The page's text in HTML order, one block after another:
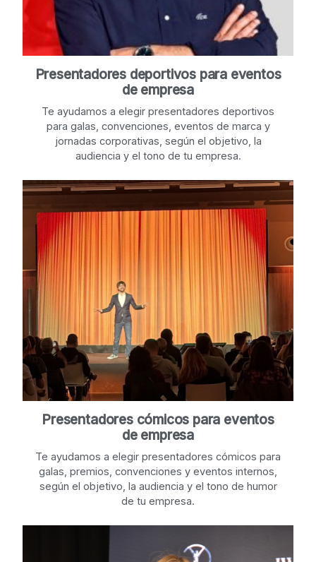
Presentadores deportivos para eventos
de empresa
Te ayudamos a elegir presentadores deportivos
para galas, convenciones, eventos de marca y
jornadas corporativas, según el objetivo, la
audiencia y el tono de tu empresa.
Presentadores cómicos para eventos
de empresa
Te ayudamos a elegir presentadores cómicos para
galas, premios, convenciones y eventos internos,
según el objetivo, la audiencia y el tono de humor
de tu empresa.